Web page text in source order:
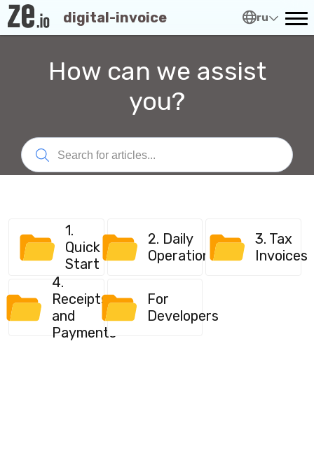
digital-invoice ru
How can we assist
you?
1.
Quick
Start
2. Daily
Operations
3. Tax
Invoices
4.
Receipts
and
Payments
For
Developers